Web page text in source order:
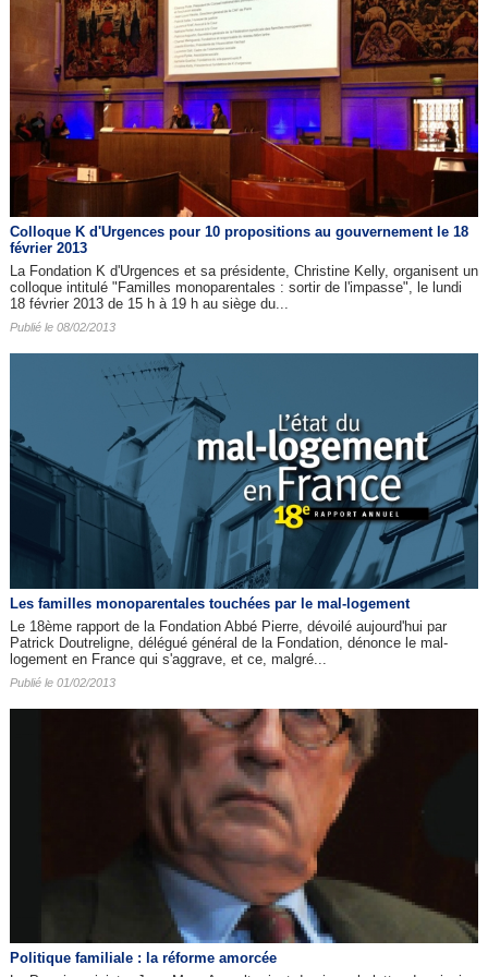
Colloque K d'Urgences pour 10 propositions au gouvernement le 18
février 2013
La Fondation K d'Urgences et sa présidente, Christine Kelly, organisent un
colloque intitulé "Familles monoparentales : sortir de l'impasse", le lundi
18 février 2013 de 15 h à 19 h au siège du...
Publié le 08/02/2013
Les familles monoparentales touchées par le mal-logement
Le 18ème rapport de la Fondation Abbé Pierre, dévoilé aujourd'hui par
Patrick Doutreligne, délégué général de la Fondation, dénonce le mal-
logement en France qui s'aggrave, et ce, malgré...
Publié le 01/02/2013
Politique familiale : la réforme amorcée